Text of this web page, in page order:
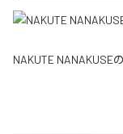
NAKUTE NANAKUSE